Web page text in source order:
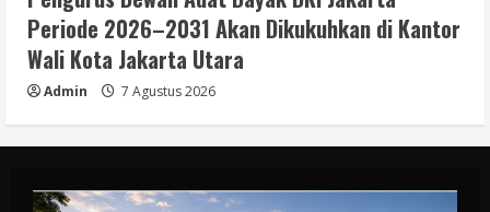
Periode 2026–2031 Akan Dikukuhkan di Kantor
Wali Kota Jakarta Utara
Admin 7 Agustus 2026